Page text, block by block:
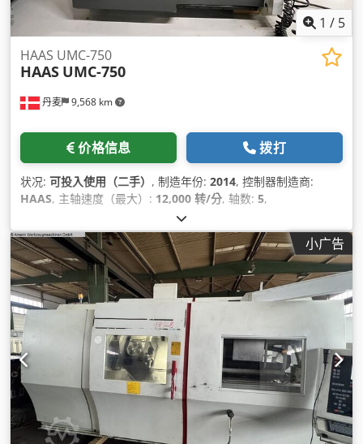
1 / 5
丹麦 9,568 km
HAAS UMC-750
HAAS UMC-750
价格信息 拨打
状况: 可投入使用（二手） , 制造年份: 2014, 控制器制造商:
HAAS, 主轴速度（最大）: 12,000 转/分, 轴数: 5,
小广告